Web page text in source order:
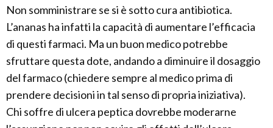
Non somministrare se si è sotto cura antibiotica.
L’ananas ha infatti la capacità di aumentare l’efficacia
di questi farmaci. Ma un buon medico potrebbe
sfruttare questa dote, andando a diminuire il dosaggio
del farmaco (chiedere sempre al medico prima di
prendere decisioni in tal senso di propria iniziativa).
Chi soffre di ulcera peptica dovrebbe moderarne